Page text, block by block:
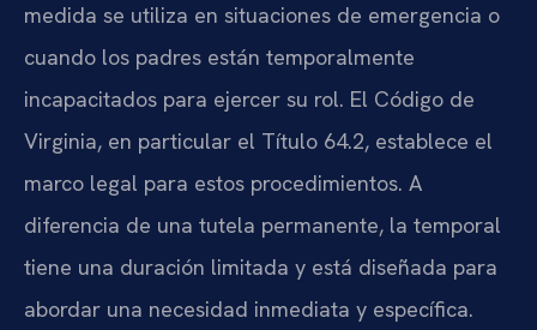
medida se utiliza en situaciones de emergencia o
cuando los padres están temporalmente
incapacitados para ejercer su rol. El Código de
Virginia, en particular el Título 64.2, establece el
marco legal para estos procedimientos. A
diferencia de una tutela permanente, la temporal
tiene una duración limitada y está diseñada para
abordar una necesidad inmediata y específica.